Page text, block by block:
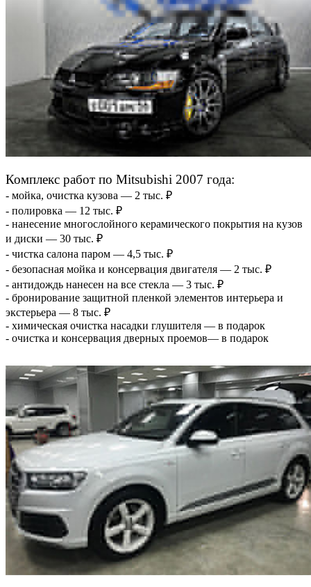
Комплекс работ по Mitsubishi 2007 года:
- мойка, очистка кузова — 2 тыс. ₽
- полировка — 12 тыс. ₽
- нанесение многослойного керамического покрытия на кузов
и диски — 30 тыс. ₽
- чистка салона паром — 4,5 тыс. ₽
- безопасная мойка и консервация двигателя — 2 тыс. ₽
- антидождь нанесен на все стекла — 3 тыс. ₽
- бронирование защитной пленкой элементов интерьера и
экстерьера — 8 тыс. ₽
- химическая очистка насадки глушителя — в подарок
- очистка и консервация дверных проемов— в подарок